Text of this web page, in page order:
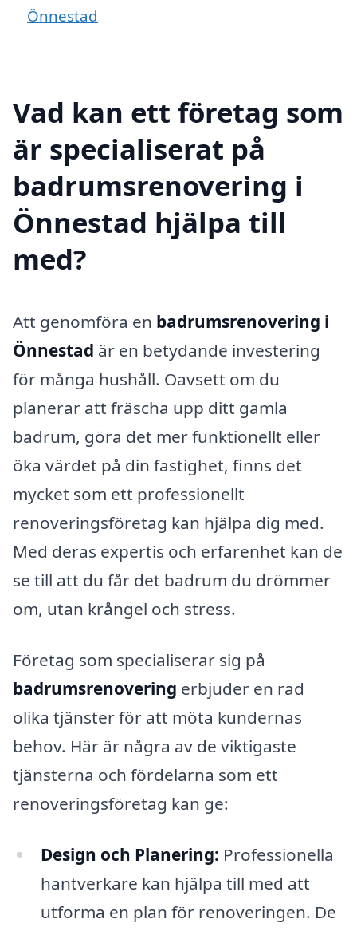
Önnestad
Vad kan ett företag som
är specialiserat på
badrumsrenovering i
Önnestad hjälpa till
med?
Att genomföra en badrumsrenovering i
Önnestad är en betydande investering
för många hushåll. Oavsett om du
planerar att fräscha upp ditt gamla
badrum, göra det mer funktionellt eller
öka värdet på din fastighet, finns det
mycket som ett professionellt
renoveringsföretag kan hjälpa dig med.
Med deras expertis och erfarenhet kan de
se till att du får det badrum du drömmer
om, utan krångel och stress.
Företag som specialiserar sig på
badrumsrenovering erbjuder en rad
olika tjänster för att möta kundernas
behov. Här är några av de viktigaste
tjänsterna och fördelarna som ett
renoveringsföretag kan ge:
Design och Planering: Professionella
hantverkare kan hjälpa till med att
utforma en plan för renoveringen. De